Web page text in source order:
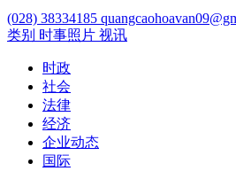
(028) 38334185
类别 时事照片 视讯
时政
社会
法律
经济
企业动态
国际